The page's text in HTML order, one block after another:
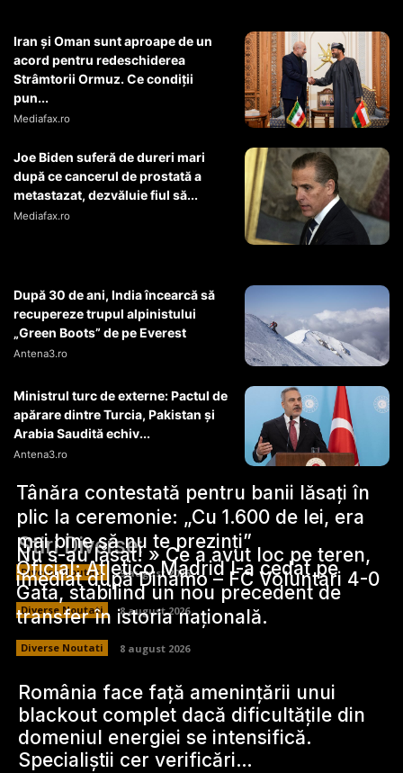
Iran și Oman sunt aproape de un
acord pentru redeschiderea
Strâmtorii Ormuz. Ce condiții
pun...
Mediafax.ro
Joe Biden suferă de dureri mari
după ce cancerul de prostată a
metastazat, dezvăluie fiul să...
Mediafax.ro
După 30 de ani, India încearcă să
recupereze trupul alpinistului
„Green Boots” de pe Everest
Antena3.ro
Ministrul turc de externe: Pactul de
apărare dintre Turcia, Pakistan şi
Arabia Saudită echiv...
Antena3.ro
Stiri Diverse:
Tânăra contestată pentru banii lăsați în
plic la ceremonie: „Cu 1.600 de lei, era
mai bine să nu te prezinți”
Diverse Noutati 9 august 2026
Nu s-au lăsat! » Ce a avut loc pe teren,
imediat după Dinamo – FC Voluntari 4-0
Diverse Noutati 8 august 2026
Oficial: Atletico Madrid l-a cedat pe
Gata, stabilind un nou precedent de
transfer în istoria națională.
Diverse Noutati 8 august 2026
România face față amenințării unui
blackout complet dacă dificultățile din
domeniul energiei se intensifică.
Specialiștii cer verificări…